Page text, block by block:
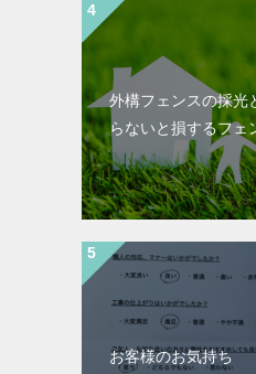
外構フェンスの採光
らないと損するフェ
お客様のお気持ち